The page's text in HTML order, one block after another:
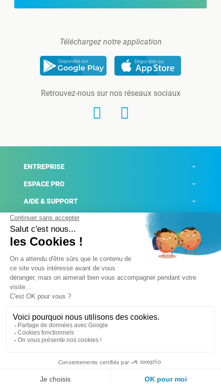
Téléchargez notre application
Retrouvez-nous sur nos réseaux sociaux
ENTREPRISE
ESPACE PRO
AIDE & SUPPORT
ACTUALITÉS
Mentions légales
Conditions générales de ventes
Plateforme de signalement